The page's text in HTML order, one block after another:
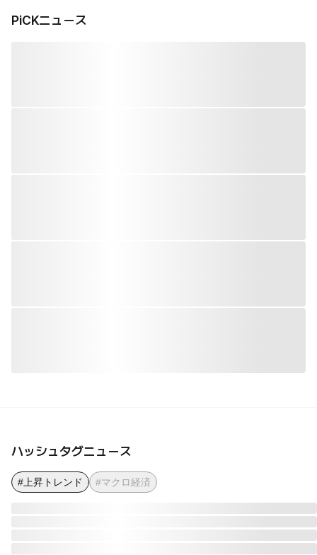
PiCKニュース
ハッシュタグニュース
#上昇トレンド #マクロ経済